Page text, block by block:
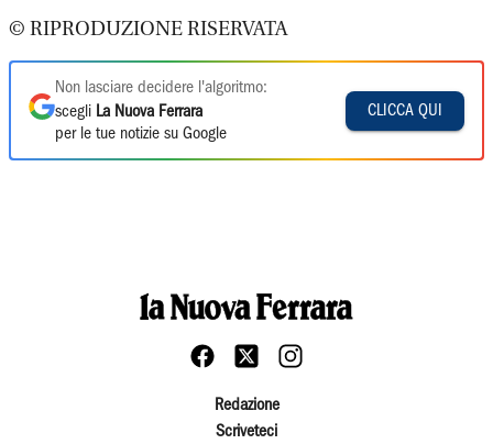
© RIPRODUZIONE RISERVATA
Non lasciare decidere l'algoritmo:
scegli La Nuova Ferrara
per le tue notizie su Google
CLICCA QUI
Redazione
Scriveteci